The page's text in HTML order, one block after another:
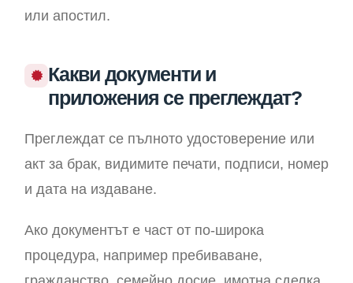
или апостил.
Какви документи и
приложения се преглеждат?
Преглеждат се пълното удостоверение или
акт за брак, видимите печати, подписи, номер
и дата на издаване.
Ако документът е част от по-широка
процедура, например пребиваване,